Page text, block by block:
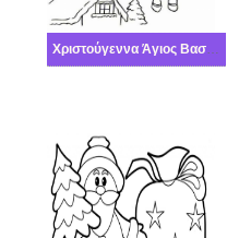
Χριστούγεννα Άγιος Βασίλης